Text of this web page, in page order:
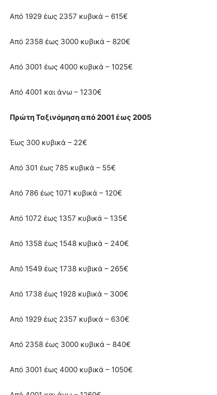
Από 1929 έως 2357 κυβικά – 615€
Από 2358 έως 3000 κυβικά – 820€
Από 3001 έως 4000 κυβικά – 1025€
Από 4001 και άνω – 1230€
Πρώτη Ταξινόμηση από 2001 έως 2005
Έως 300 κυβικά – 22€
Από 301 έως 785 κυβικά – 55€
Από 786 έως 1071 κυβικά – 120€
Από 1072 έως 1357 κυβικά – 135€
Από 1358 έως 1548 κυβικά – 240€
Από 1549 έως 1738 κυβικά – 265€
Από 1738 έως 1928 κυβικά – 300€
Από 1929 έως 2357 κυβικά – 630€
Από 2358 έως 3000 κυβικά – 840€
Από 3001 έως 4000 κυβικά – 1050€